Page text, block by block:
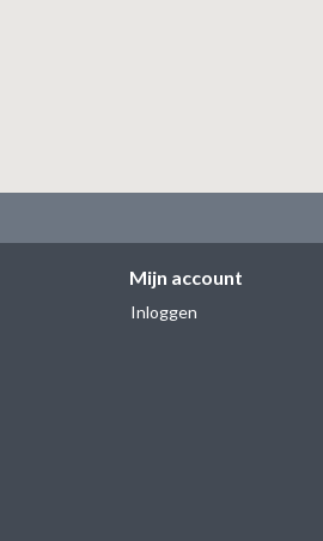
Mijn account
Inloggen